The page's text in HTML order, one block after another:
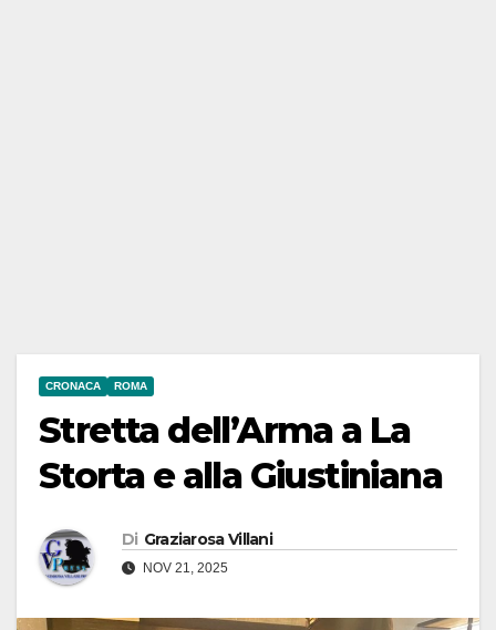
CRONACA ROMA
Stretta dell’Arma a La
Storta e alla Giustiniana
Di Graziarosa Villani
NOV 21, 2025